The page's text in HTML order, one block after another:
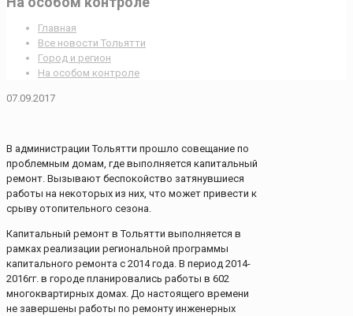
Главная
Все новости Тольятти
Город и регион
На особом контроле
07.09.2017
В администрации Тольятти прошло совещание по
проблемным домам, где выполняется капитальный
ремонт. Вызывают беспокойство затянувшиеся
работы на некоторых из них, что может привести к
срыву отопительного сезона.
Капитальный ремонт в Тольятти выполняется в
рамках реализации региональной программы
капитального ремонта с 2014 года. В период 2014-
2016гг. в городе планировались работы в 602
многоквартирных домах. До настоящего времени
не завершены работы по ремонту инженерных